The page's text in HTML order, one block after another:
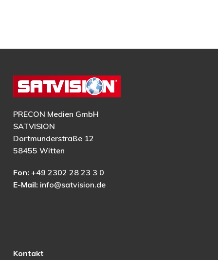
PRECON Medien GmbH
SATVISION
Dortmunderstraße 12
58455 Witten
Fon: +49 2302 28 23 3 0
E-Mail: info@satvision.de
Kontakt